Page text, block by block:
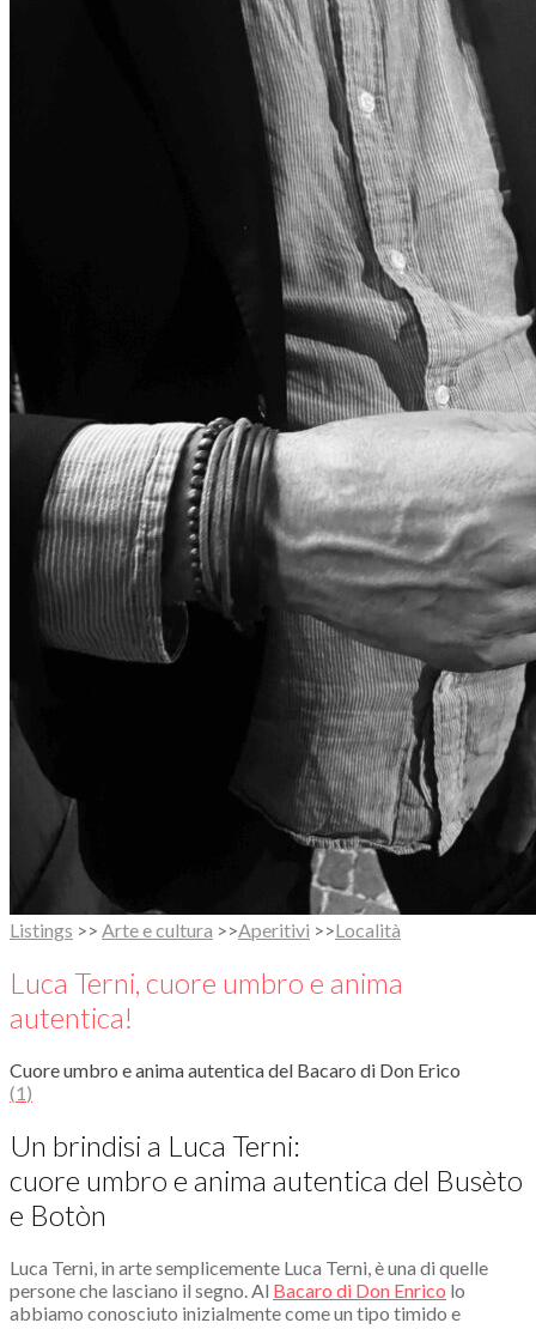
Listings >> Arte e cultura >>Aperitivi >>Località
Luca Terni, cuore umbro e anima
autentica!
Cuore umbro e anima autentica del Bacaro di Don Erico
(1 )
Un brindisi a Luca Terni:
cuore umbro e anima autentica del Busèto
e Botòn
Luca Terni, in arte semplicemente Luca Terni, è una di quelle
persone che lasciano il segno. Al Bacaro di Don Enrico lo
abbiamo conosciuto inizialmente come un tipo timido e